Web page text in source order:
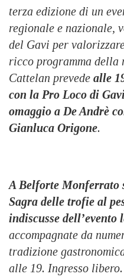
terza edizione di un
regionale e nazionale,
del Gavi per
ricco programma della
Cattelan prevede alle
con la Pro Loco di
omaggio a De Andrè
Gianluca Origone.
A Belforte Monferrato
Sagra delle trofie al
indiscusse dell’evento
accompagnate da
tradizione
alle 19. Ingresso libero.